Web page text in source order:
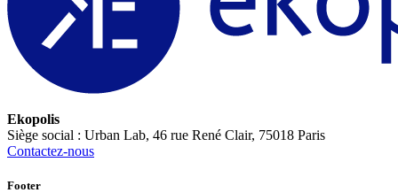
Ekopolis
Siège social : Urban Lab, 46 rue René Clair, 75018 Paris
Contactez-nous
Footer